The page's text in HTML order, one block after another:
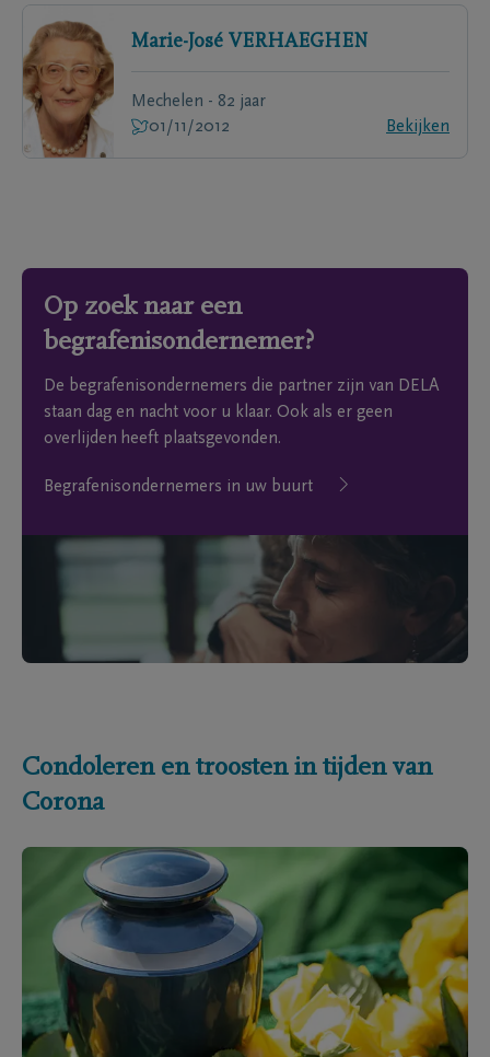
Marie-José VERHAEGHEN
Mechelen - 82 jaar
01/11/2012
Bekijken
Op zoek naar een
begrafenisondernemer?
De begrafenisondernemers die partner zijn van DELA
staan dag en nacht voor u klaar. Ook als er geen
overlijden heeft plaatsgevonden.
Begrafenisondernemers in uw buurt
Condoleren en troosten in tijden van
Corona